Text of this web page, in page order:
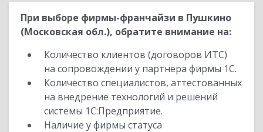
При выборе фирмы-франчайзи в Пушкино
(Московская обл.), обратите внимание на:
Количество клиентов (договоров ИТС)
на сопровождении у партнера фирмы 1С.
Количество специалистов, аттестованных
на внедрение технологий и решений
системы 1С:Предприятие.
Наличие у фирмы статуса